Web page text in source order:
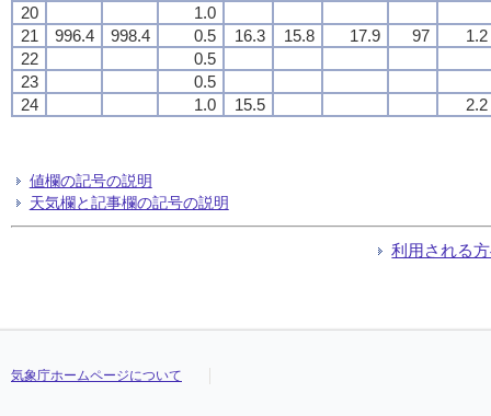
20
1.0
21
996.4 998.4 0.5 16.3 15.8 17.9 97
1.2
22
0.5
23
0.5
24
1.0 15.5 2.2
値欄の記号の説明
天気欄と記事欄の記号の説明
利用される
気象庁ホームページについて